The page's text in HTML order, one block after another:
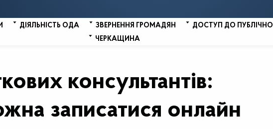
ДІЯЛЬНІСТЬ ОДА ЗВЕРНЕННЯ ГРОМАДЯН
ДОСТУП ДО
ЧЕРКАЩИНА
консультантів:
записатися онлайн